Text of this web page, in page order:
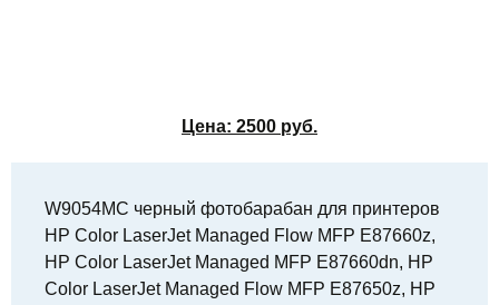
Цена: 2500 руб.
W9054MC черный фотобарабан для принтеров
HP Color LaserJet Managed Flow MFP E87660z,
HP Color LaserJet Managed MFP E87660dn, HP
Color LaserJet Managed Flow MFP E87650z, HP